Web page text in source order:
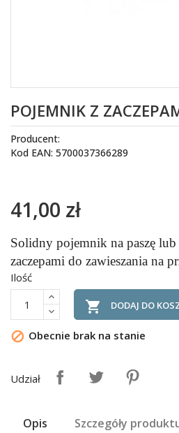
POJEMNIK Z
Producent:
Kod EAN: 5700037366289
41,00 zł
Solidny pojemnik na paszę
zaczepami do zawieszania na
Ilość
 DODAJ DO
 Obecnie brak na stanie
Udział
Opis Szczegóły